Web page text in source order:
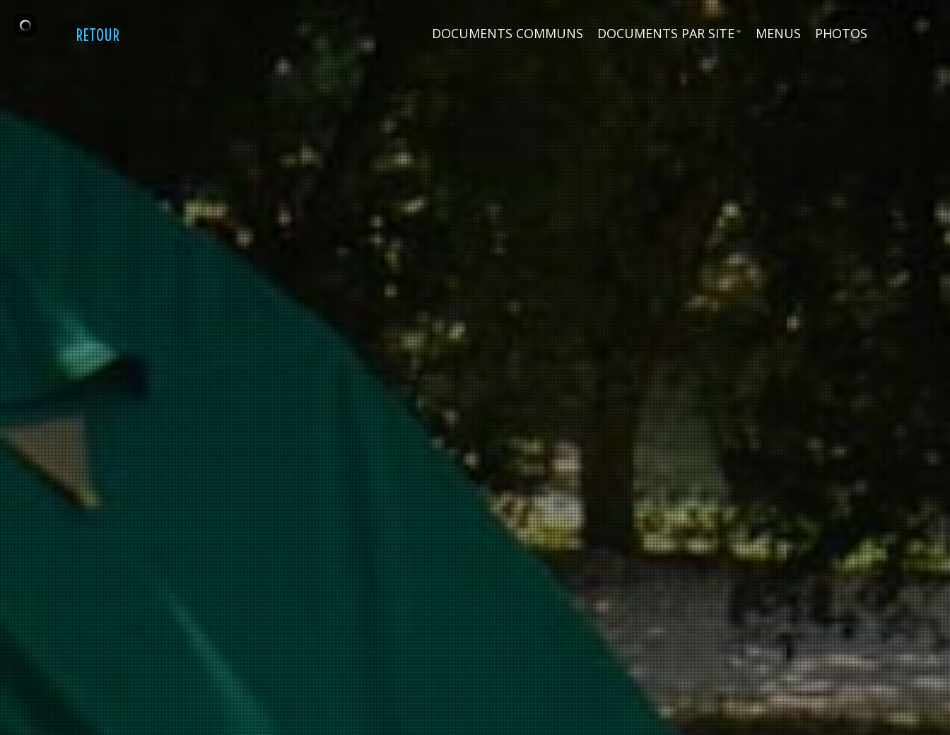
RETOUR DOCUMENTS COMMUNS DOCUMENTS PAR SITE MENUS PHOTOS